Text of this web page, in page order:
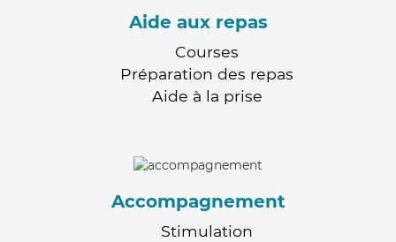
Aide aux repas
Courses
Préparation des repas
Aide à la prise
Accompagnement
Stimulation